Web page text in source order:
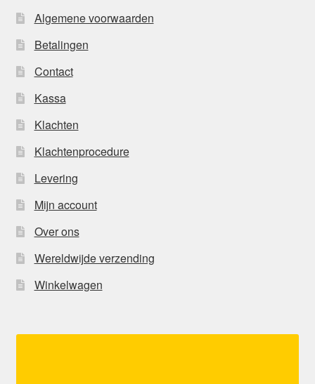
Algemene voorwaarden
Betalingen
Contact
Kassa
Klachten
Klachtenprocedure
Levering
Mijn account
Over ons
Wereldwijde verzending
Winkelwagen